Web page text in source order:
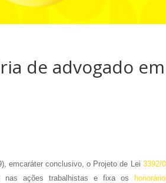
de advogado em
emcaráter conclusivo, o Projeto de Lei 3392/
nas ações trabalhistas e fixa os